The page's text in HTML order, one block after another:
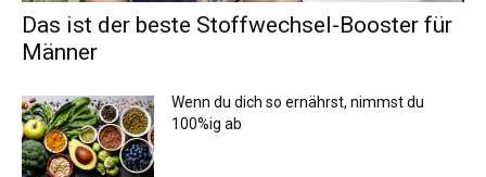
Das ist der beste Stoffwechsel-Booster für
Männer
Wenn du dich so ernährst, nimmst du
100%ig ab